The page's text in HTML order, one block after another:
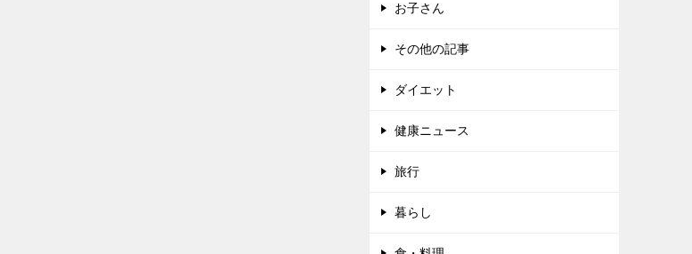
お子さん
その他の記事
ダイエット
健康ニュース
旅行
暮らし